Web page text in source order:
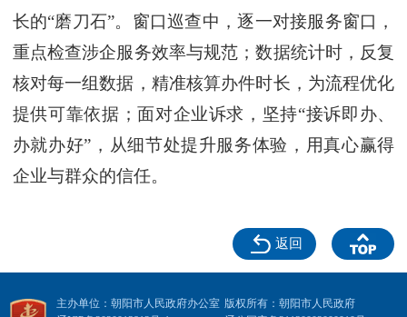
长的“磨刀石”。窗口巡查中，逐一对接服务窗口，
重点检查涉企服务效率与规范；数据统计时，反复
核对每一组数据，精准核算办件时长，为流程优化
提供可靠依据；面对企业诉求，坚持“接诉即办、
办就办好”，从细节处提升服务体验，用真心赢得
企业与群众的信任。
返回
主办单位：朝阳市人民政府办公室 版权所有：朝阳市人民政府